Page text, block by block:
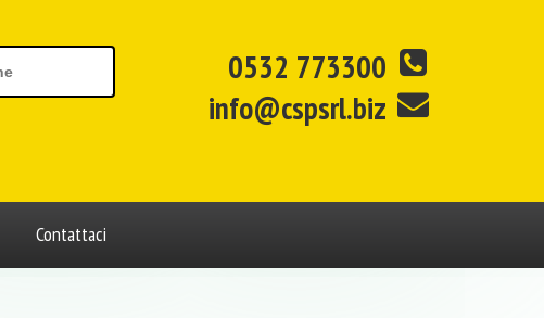
0532 773300
info@cspsrl.biz
Contattaci